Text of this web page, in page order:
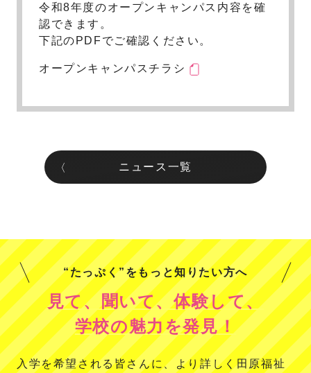
令和8年度のオープンキャンパス内容を確
認できます。
下記のPDFでご確認ください。
オープンキャンパスチラシ
ニュース一覧
“たっぷく”をもっと知りたい方へ
見て、聞いて、体験して、
学校の魅力を発見！
入学を希望される皆さんに、より詳しく田原福祉